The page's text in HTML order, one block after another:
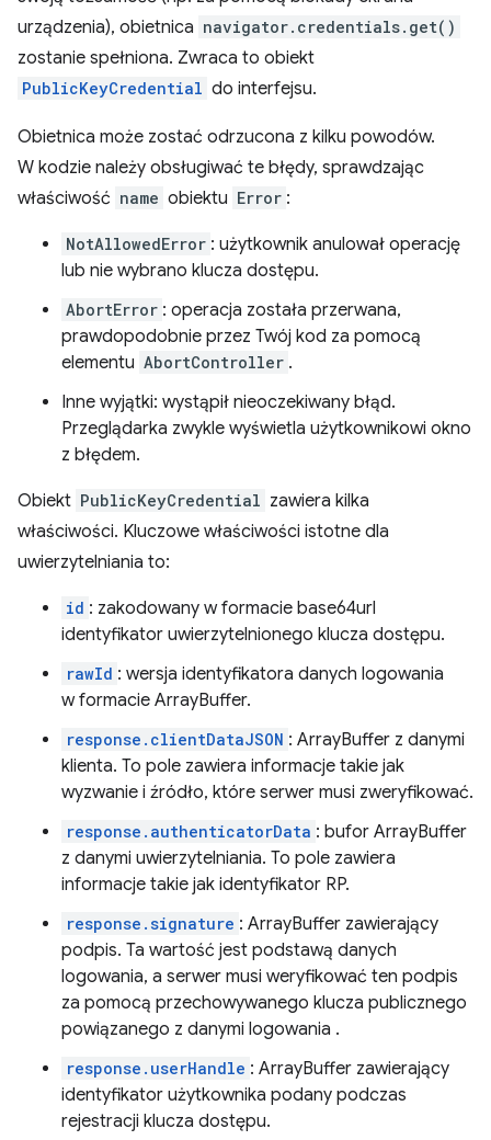
urządzenia), obietnica navigator.credentials.get()
zostanie spełniona. Zwraca to obiekt
PublicKeyCredential do interfejsu.
Obietnica może zostać odrzucona z kilku powodów.
W kodzie należy obsługiwać te błędy, sprawdzając
właściwość name obiektu Error :
NotAllowedError : użytkownik anulował operację
lub nie wybrano klucza dostępu.
AbortError : operacja została przerwana,
prawdopodobnie przez Twój kod za pomocą
elementu AbortController .
Inne wyjątki: wystąpił nieoczekiwany błąd.
Przeglądarka zwykle wyświetla użytkownikowi okno
z błędem.
Obiekt PublicKeyCredential zawiera kilka
właściwości. Kluczowe właściwości istotne dla
uwierzytelniania to:
id : zakodowany w formacie base64url
identyfikator uwierzytelnionego klucza dostępu.
rawId : wersja identyfikatora danych logowania
w formacie ArrayBuffer.
response.clientDataJSON : ArrayBuffer z danymi
klienta. To pole zawiera informacje takie jak
wyzwanie i źródło, które serwer musi zweryfikować.
response.authenticatorData : bufor ArrayBuffer
z danymi uwierzytelniania. To pole zawiera
informacje takie jak identyfikator RP.
response.signature : ArrayBuffer zawierający
podpis. Ta wartość jest podstawą danych
logowania, a serwer musi weryfikować ten podpis
za pomocą przechowywanego klucza publicznego
powiązanego z danymi logowania .
response.userHandle : ArrayBuffer zawierający
identyfikator użytkownika podany podczas
rejestracji klucza dostępu.